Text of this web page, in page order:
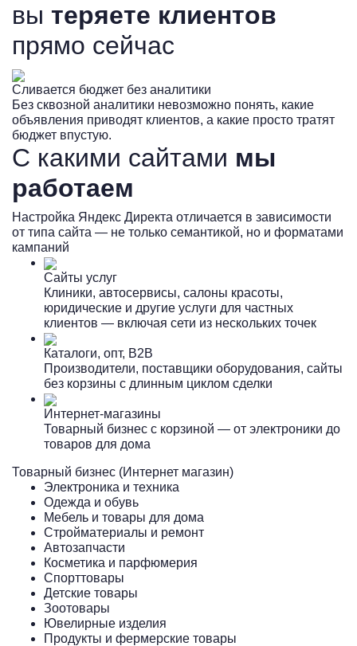
вы теряете клиентов
прямо сейчас
Сливается бюджет без аналитики
Без сквозной аналитики невозможно понять, какие
объявления приводят клиентов, а какие просто тратят
бюджет впустую.
С какими сайтами мы
работаем
Настройка Яндекс Директа отличается в зависимости
от типа сайта — не только семантикой, но и форматами
кампаний
Сайты услуг
Клиники, автосервисы, салоны красоты,
юридические и другие услуги для частных
клиентов — включая сети из нескольких точек
Каталоги, опт, B2B
Производители, поставщики оборудования, сайты
без корзины с длинным циклом сделки
Интернет-магазины
Товарный бизнес с корзиной — от электроники до
товаров для дома
Товарный бизнес (Интернет магазин)
Электроника и техника
Одежда и обувь
Мебель и товары для дома
Стройматериалы и ремонт
Автозапчасти
Косметика и парфюмерия
Спорттовары
Детские товары
Зоотовары
Ювелирные изделия
Продукты и фермерские товары